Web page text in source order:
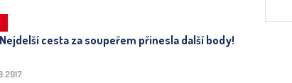
cesta za soupeřem přinesla další body!